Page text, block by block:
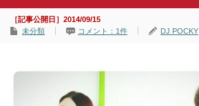
［記事公開日］2014/09/15
未分類
コメント：1件 DJ POCKY